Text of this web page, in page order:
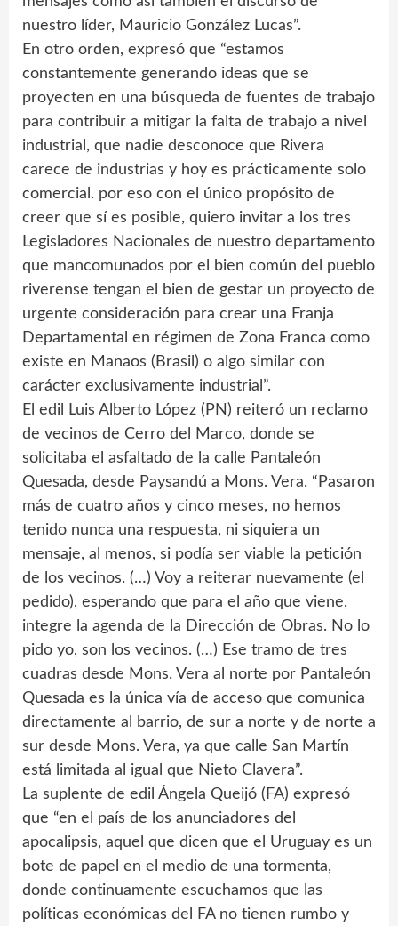
nuestro líder, Mauricio González Lucas”.
En otro orden, expresó que “estamos
constantemente generando ideas que se
proyecten en una búsqueda de fuentes de trabajo
para contribuir a mitigar la falta de trabajo a nivel
industrial, que nadie desconoce que Rivera
carece de industrias y hoy es prácticamente solo
comercial. por eso con el único propósito de
creer que sí es posible, quiero invitar a los tres
Legisladores Nacionales de nuestro departamento
que mancomunados por el bien común del pueblo
riverense tengan el bien de gestar un proyecto de
urgente consideración para crear una Franja
Departamental en régimen de Zona Franca como
existe en Manaos (Brasil) o algo similar con
carácter exclusivamente industrial”.
El edil Luis Alberto López (PN) reiteró un reclamo
de vecinos de Cerro del Marco, donde se
solicitaba el asfaltado de la calle Pantaleón
Quesada, desde Paysandú a Mons. Vera. “Pasaron
más de cuatro años y cinco meses, no hemos
tenido nunca una respuesta, ni siquiera un
mensaje, al menos, si podía ser viable la petición
de los vecinos. (…) Voy a reiterar nuevamente (el
pedido), esperando que para el año que viene,
integre la agenda de la Dirección de Obras. No lo
pido yo, son los vecinos. (…) Ese tramo de tres
cuadras desde Mons. Vera al norte por Pantaleón
Quesada es la única vía de acceso que comunica
directamente al barrio, de sur a norte y de norte a
sur desde Mons. Vera, ya que calle San Martín
está limitada al igual que Nieto Clavera”.
La suplente de edil Ángela Queijó (FA) expresó
que “en el país de los anunciadores del
apocalipsis, aquel que dicen que el Uruguay es un
bote de papel en el medio de una tormenta,
donde continuamente escuchamos que las
políticas económicas del FA no tienen rumbo y